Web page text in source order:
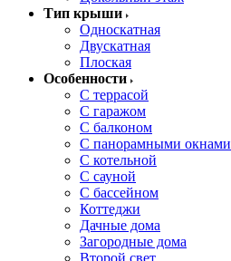
Тип крыши
Односкатная
Двускатная
Плоская
Особенности
С террасой
С гаражом
С балконом
С панорамными окнами
С котельной
С сауной
С бассейном
Коттеджи
Дачные дома
Загородные дома
Второй свет